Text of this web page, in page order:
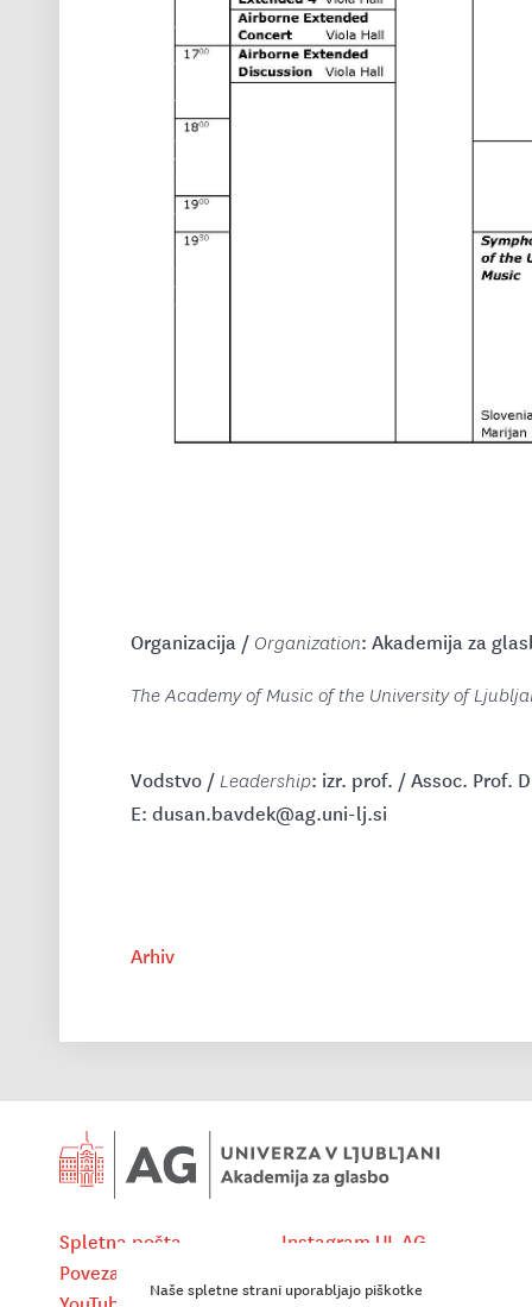
Naše spletne strani uporabljajo piškotke
Organizacija / Organization: Akademija za
The Academy of Music of the University of
Vodstvo /Leadership: izr. prof. / Assoc. Prof.
E: dusan.bavdek@ag.uni-lj.si
Arhiv
Spletna pošta
Povezave
Instagram UL AG